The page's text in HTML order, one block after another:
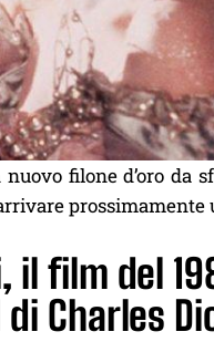
filone d’oro da
prossimamente
il film del
Charles